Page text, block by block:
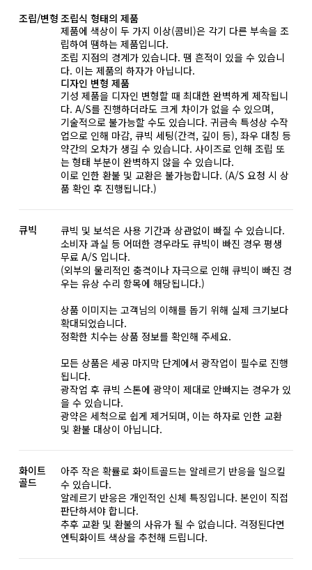
조립/변형 조립식 형태의 제품
제품에 색상이 두 가지 이상(콤비)은 각기 다른 부속을 조
립하여 땜하는 제품입니다.
조립 지점의 경계가 있습니다. 땜 흔적이 있을 수 있습니
다. 이는 제품의 하자가 아닙니다.
디자인 변형 제품
기성 제품을 디자인 변형할 때 최대한 완벽하게 제작됩니
다. A/S를 진행하더라도 크게 차이가 없을 수 있으며,
기술적으로 불가능할 수도 있습니다. 귀금속 특성상 수작
업으로 인해 마감, 큐빅 세팅(간격, 깊이 등), 좌우 대칭 등
약간의 오차가 생길 수 있습니다. 사이즈로 인해 조립 또
는 형태 부분이 완벽하지 않을 수 있습니다.
이로 인한 환불 및 교환은 불가능합니다. (A/S 요청 시 상
품 확인 후 진행됩니다.)
큐빅
큐빅 및 보석은 사용 기간과 상관없이 빠질 수 있습니다.
소비자 과실 등 어떠한 경우라도 큐빅이 빠진 경우 평생
무료 A/S 입니다.
(외부의 물리적인 충격이나 자극으로 인해 큐빅이 빠진 경
우는 유상 수리 항목에 해당됩니다.)
상품 이미지는 고객님의 이해를 돕기 위해 실제 크기보다
확대되었습니다.
정확한 치수는 상품 정보를 확인해 주세요.
모든 상품은 세공 마지막 단계에서 광작업이 필수로 진행
됩니다.
광작업 후 큐빅 스톤에 광약이 제대로 안빠지는 경우가 있
을 수 있습니다.
광약은 세척으로 쉽게 제거되며, 이는 하자로 인한 교환
및 환불 대상이 아닙니다.
화이트
골드
아주 작은 확률로 화이트골드는 알레르기 반응을 일으킬
수 있습니다.
알레르기 반응은 개인적인 신체 특징입니다. 본인이 직접
판단하셔야 합니다.
추후 교환 및 환불의 사유가 될 수 없습니다. 걱정된다면
엔틱화이트 색상을 추천해 드립니다.